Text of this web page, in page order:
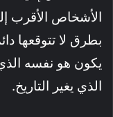
الأشخاص الأقرب
بطرق لا تتوقعها
يكون هو نفسه
الذي يغير التاريخ.